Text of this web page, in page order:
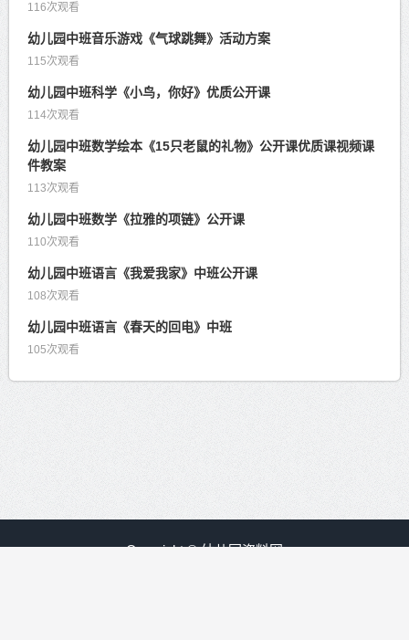
116次观看
幼儿园中班音乐游戏《气球跳舞》活动方案
115次观看
幼儿园中班科学《小鸟，你好》优质公开课
114次观看
幼儿园中班数学绘本《15只老鼠的礼物》公开课优质课视频课
件教案
113次观看
幼儿园中班数学《拉雅的项链》公开课
110次观看
幼儿园中班语言《我爱我家》中班公开课
108次观看
幼儿园中班语言《春天的回电》中班
105次观看
Copyright © 幼儿园资料网